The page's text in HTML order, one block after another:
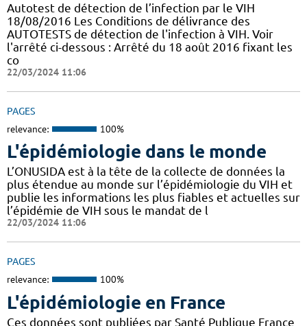
Autotest de détection de l’infection par le VIH
18/08/2016 Les Conditions de délivrance des
AUTOTESTS de détection de l'infection à VIH. Voir
l'arrêté ci-dessous : Arrêté du 18 août 2016 fixant les
co
22/03/2024 11:06
PAGES
relevance: 100%
L'épidémiologie dans le monde
L’ONUSIDA est à la tête de la collecte de données la
plus étendue au monde sur l’épidémiologie du VIH et
publie les informations les plus fiables et actuelles sur
l’épidémie de VIH sous le mandat de l
22/03/2024 11:06
PAGES
relevance: 100%
L'épidémiologie en France
Ces données sont publiées par Santé Publique France